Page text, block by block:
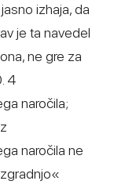
izhaja, da
je ta navedel
ne gre za
4
naročila;
naročila ne